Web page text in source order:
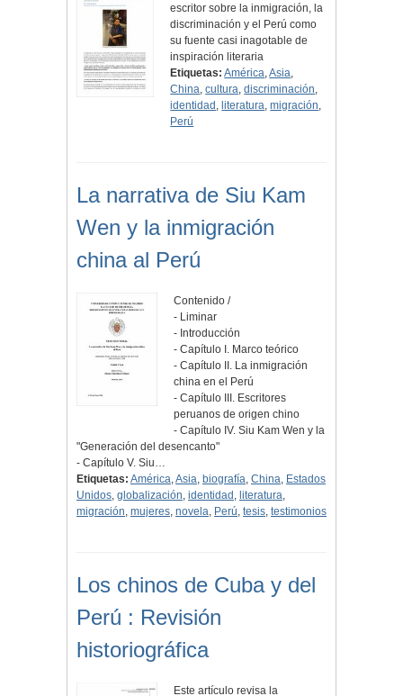
escritor sobre la inmigración, la
discriminación y el Perú como
su fuente casi inagotable de
inspiración literaria
Etiquetas: América,Asia,
China,cultura,discriminación,
identidad , literatura,migración,
Perú
La narrativa de Siu Kam
Wen y la inmigración
china al Perú
Contenido /
- Liminar
- Introducción
- Capítulo I. Marco teórico
- Capítulo II. La inmigración
china en el Perú
- Capítulo III. Escritores
peruanos de origen chino
- Capítulo IV. Siu Kam Wen y la
"Generación del desencanto"
- Capítulo V. Siu…
Etiquetas: América,Asia, biografía, China, Estados
Unidos, globalización, identidad , literatura,
migración, mujeres, novela, Perú, tesis, testimonios
Los chinos de Cuba y del
Perú : Revisión
historiográfica
Este artículo revisa la